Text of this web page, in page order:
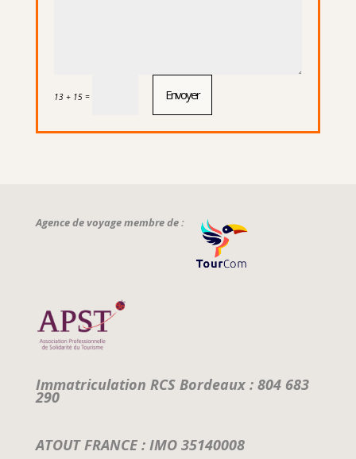
13 + 15= Envoyer
Agence de voyage membre de :
Immatriculation RCS Bordeaux : 804 683
290
ATOUT FRANCE : IMO 35140008